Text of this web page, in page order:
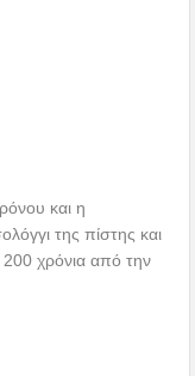
και η
της πίστης και
200 χρόνια από την